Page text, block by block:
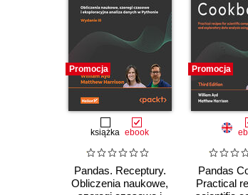
Promocja
książka ebook
Pandas. Receptury.
Obliczenia naukowe,
Promocja
Pandas
Practical